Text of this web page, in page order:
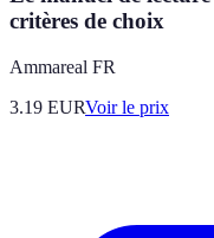
critères de choix
Ammareal FR
3.19 EURVoir le prix